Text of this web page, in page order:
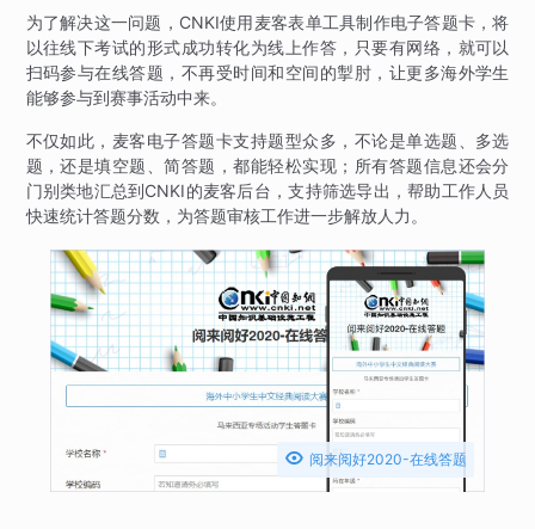
为了解决这一问题，CNKI使用麦客表单工具制作电子答题卡，将
以往线下考试的形式成功转化为线上作答，只要有网络，就可以
扫码参与在线答题，不再受时间和空间的掣肘，让更多海外学生
能够参与到赛事活动中来。
不仅如此，麦客电子答题卡支持题型众多，不论是单选题、多选
题，还是填空题、简答题，都能轻松实现；所有答题信息还会分
门别类地汇总到CNKI的麦客后台，支持筛选导出，帮助工作人员
快速统计答题分数，为答题审核工作进一步解放人力。
 阅来阅好2020-在线答题